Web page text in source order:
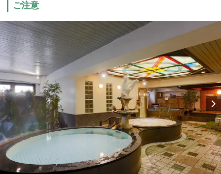
ご注意